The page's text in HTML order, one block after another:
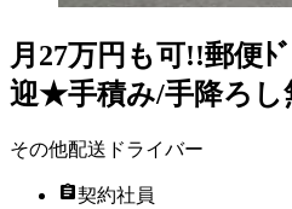
月27万円も可!!郵便ﾄ
迎★手積み/手降ろし
その他配送ドライバー
契約社員